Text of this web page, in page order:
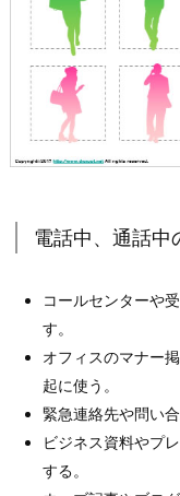
電話中、通話中
コールセンターや
す。
オフィスのマナー
起に使う。
緊急連絡先や問い
ビジネス資料やプ
する。